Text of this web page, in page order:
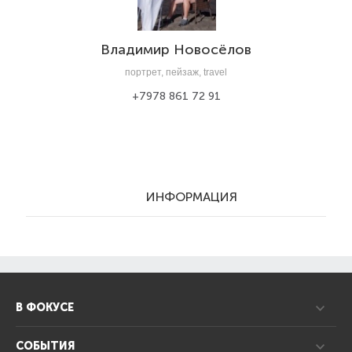
Владимир Новосёлов
портрет, пейзаж, travel
+7978 861 72 91
ИНФОРМАЦИЯ
В ФОКУСЕ
СОБЫТИЯ